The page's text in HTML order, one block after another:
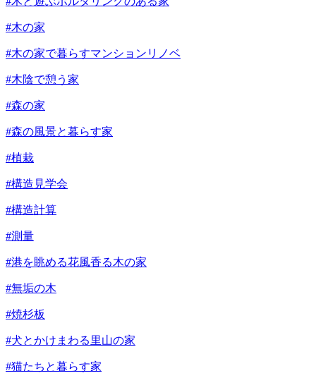
#木の家
#木の家で暮らすマンションリノベ
#木陰で憩う家
#森の家
#森の風景と暮らす家
#植栽
#構造見学会
#構造計算
#測量
#港を眺める花風香る木の家
#無垢の木
#焼杉板
#犬とかけまわる里山の家
#猫たちと暮らす家